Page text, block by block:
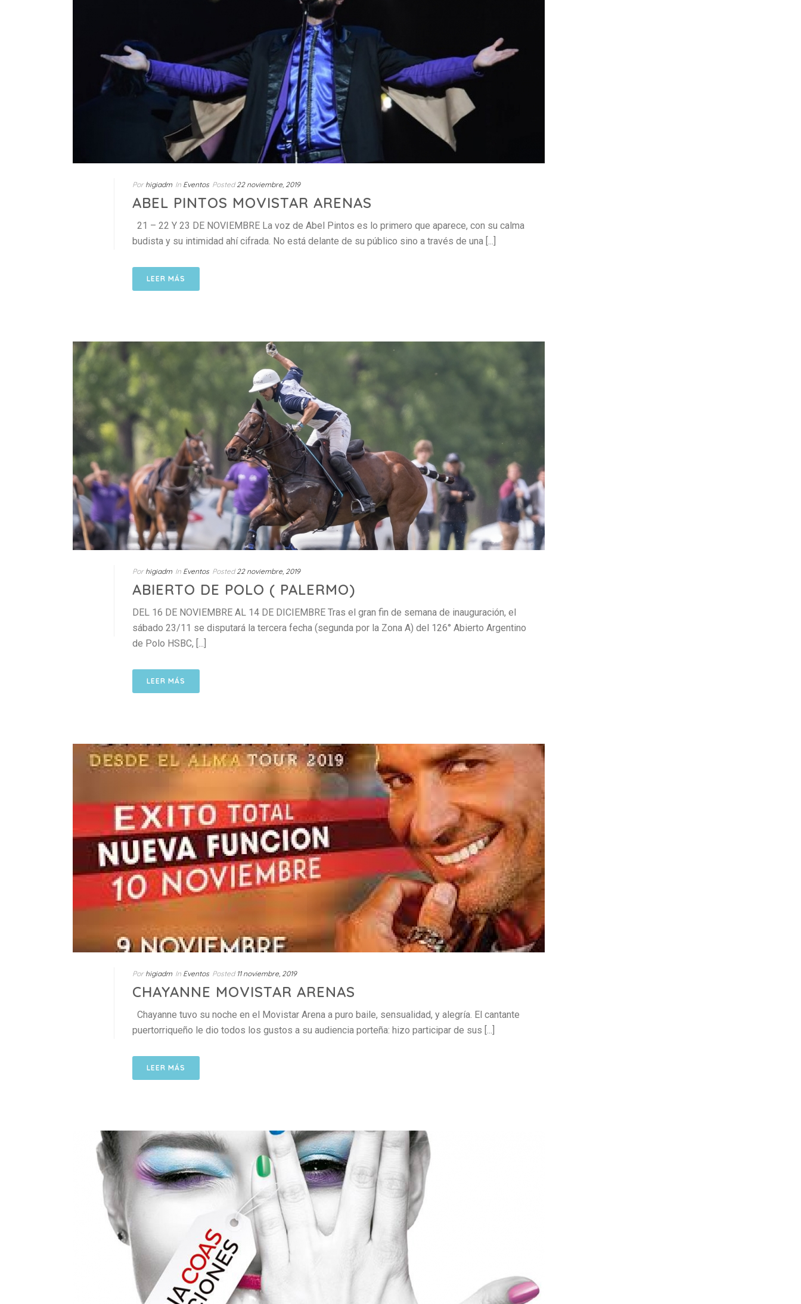
Por higiadm In Eventos Posted 22 noviembre, 2019
ABEL PINTOS MOVISTAR ARENAS
21 – 22 Y 23 DE NOVIEMBRE La voz de Abel Pintos es lo primero que aparece, con su calma
budista y su intimidad ahí cifrada. No está delante de su público sino a través de una [...]
LEER MÁS
Por higiadm In Eventos Posted 22 noviembre, 2019
ABIERTO DE POLO ( PALERMO)
DEL 16 DE NOVIEMBRE AL 14 DE DICIEMBRE Tras el gran fin de semana de inauguración, el
sábado 23/11 se disputará la tercera fecha (segunda por la Zona A) del 126° Abierto Argentino
de Polo HSBC, [...]
LEER MÁS
Por higiadm In Eventos Posted 11 noviembre, 2019
CHAYANNE MOVISTAR ARENAS
Chayanne tuvo su noche en el Movistar Arena a puro baile, sensualidad, y alegría. El cantante
puertorriqueño le dio todos los gustos a su audiencia porteña: hizo participar de sus [...]
LEER MÁS